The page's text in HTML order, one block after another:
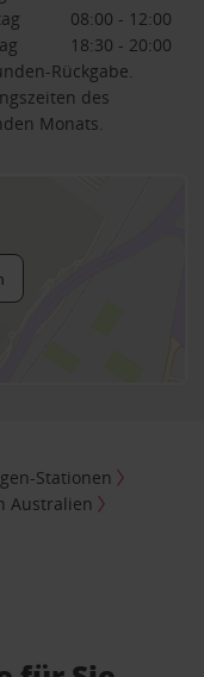
08:00 - 12:00
18:30 - 20:00
Rückgabe.
des
Monats.
Stationen
Australien